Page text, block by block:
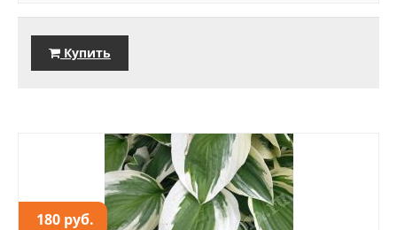
Купить
180 руб.